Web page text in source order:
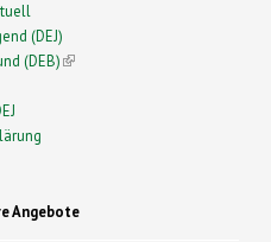
(DEJ)
(DEB)(link is external)
Angebote